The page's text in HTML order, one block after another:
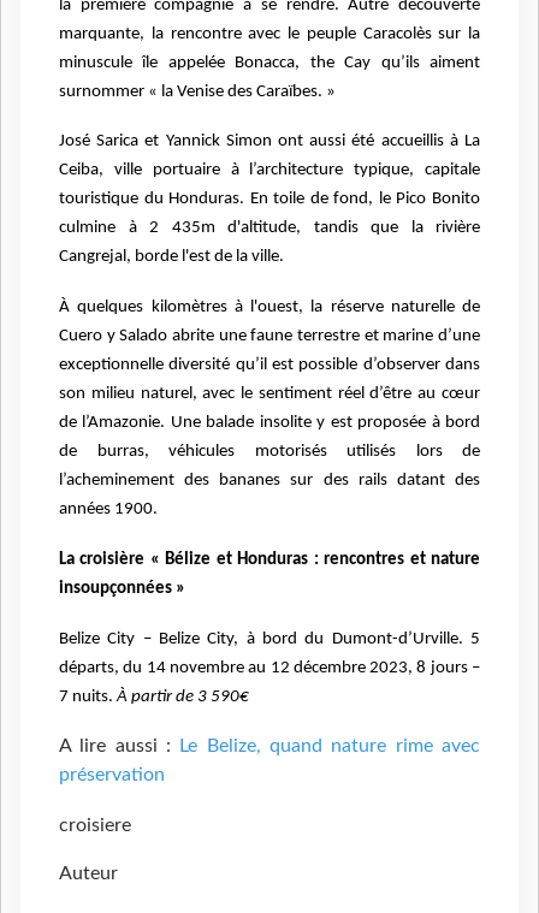
la première compagnie à se rendre. Autre découverte
marquante, la rencontre avec le peuple Caracolès sur la
minuscule île appelée Bonacca, the Cay qu’ils aiment
surnommer « la Venise des Caraïbes. »
José Sarica et Yannick Simon ont aussi été accueillis à La
Ceiba, ville portuaire à l’architecture typique, capitale
touristique du Honduras. En toile de fond, le Pico Bonito
culmine à 2 435m d'altitude, tandis que la rivière
Cangrejal, borde l'est de la ville.
À quelques kilomètres à l'ouest, la réserve naturelle de
Cuero y Salado abrite une faune terrestre et marine d’une
exceptionnelle diversité qu’il est possible d’observer dans
son milieu naturel, avec le sentiment réel d’être au cœur
de l’Amazonie. Une balade insolite y est proposée à bord
de burras, véhicules motorisés utilisés lors de
l’acheminement des bananes sur des rails datant des
années 1900.
La croisière « Bélize et Honduras : rencontres et nature
insoupçonnées »
Belize City – Belize City, à bord du Dumont-d’Urville. 5
départs, du 14 novembre au 12 décembre 2023, 8 jours –
7 nuits.À partir de 3 590€
A lire aussi : Le Belize, quand nature rime avec
préservation
croisiere
Auteur